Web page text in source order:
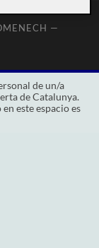
—
de un/a
de Catalunya.
este espacio es